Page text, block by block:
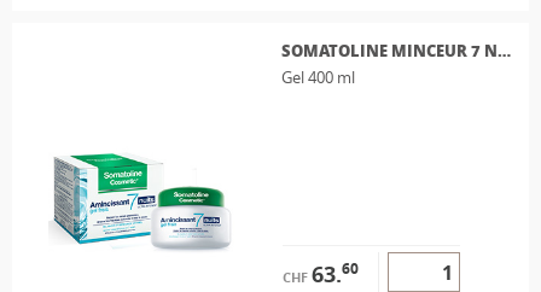
SOMATOLINE MINCEUR 7 NUITS INTENSIF GEL
Gel 400 ml
CHF 63.60